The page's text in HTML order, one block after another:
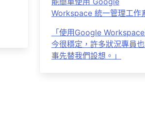
Workspace 統一管理工作
「使用Google
今很穩定，許多狀況專員
事先替我們設想。」